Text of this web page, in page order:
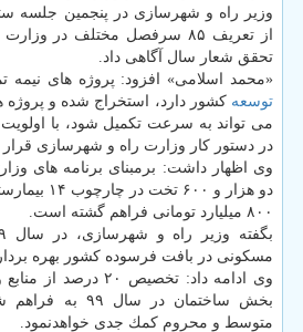
وزیر راه و شهرسازی در پنجمین جلسه
از تعریف ۸۵ سرفصل مختلف در
تحقق شعار سال آگاهی داد.
«محمد اسلامی» افزود: پروژه های نیمه
توسعه كشور دارد، استخراج شده و
می تواند به سرعت تكمیل شود، با
در دستور كار وزارت راه و شهرسازی
وی اظهار داشت: برمبنای برنامه های
دو هزار و
۸۰۰ میلیارد تومانی فراهم گشته است.
مسكونی در بافت فرسوده كشور بهره
وی ادامه داد: تخصیص ۲۰
بخش ساختمان در
متوسط و محروم كمك جدی خواهدنمود.